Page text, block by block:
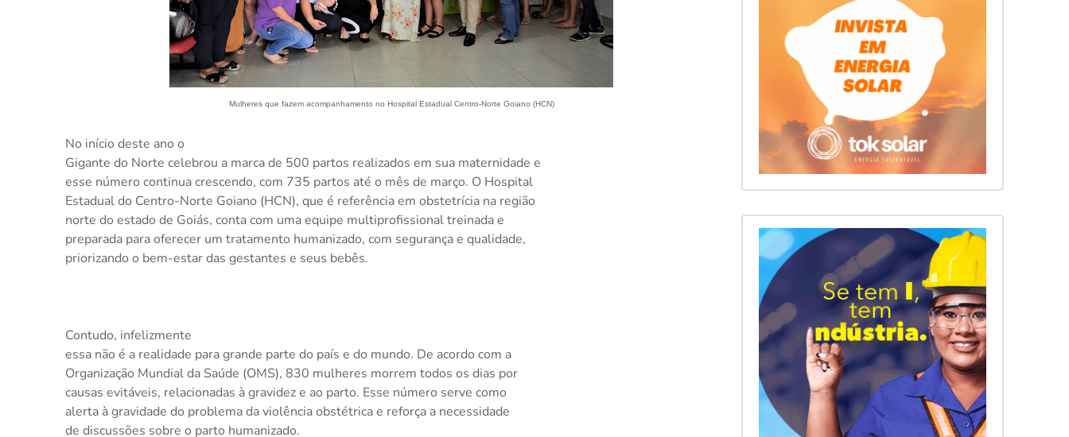
Mulheres que fazem acompanhamento no Hospital Estadual Centro-Norte Goiano (HCN)
No início deste ano o
Gigante do Norte celebrou a marca de 500 partos realizados em sua maternidade e
esse número continua crescendo, com 735 partos até o mês de março. O Hospital
Estadual do Centro-Norte Goiano (HCN), que é referência em obstetrícia na região
norte do estado de Goiás, conta com uma equipe multiprofissional treinada e
preparada para oferecer um tratamento humanizado, com segurança e qualidade,
priorizando o bem-estar das gestantes e seus bebês.
Contudo, infelizmente
essa não é a realidade para grande parte do país e do mundo. De acordo com a
Organização Mundial da Saúde (OMS), 830 mulheres morrem todos os dias por
causas evitáveis, relacionadas à gravidez e ao parto. Esse número serve como
alerta à gravidade do problema da violência obstétrica e reforça a necessidade
de discussões sobre o parto humanizado.